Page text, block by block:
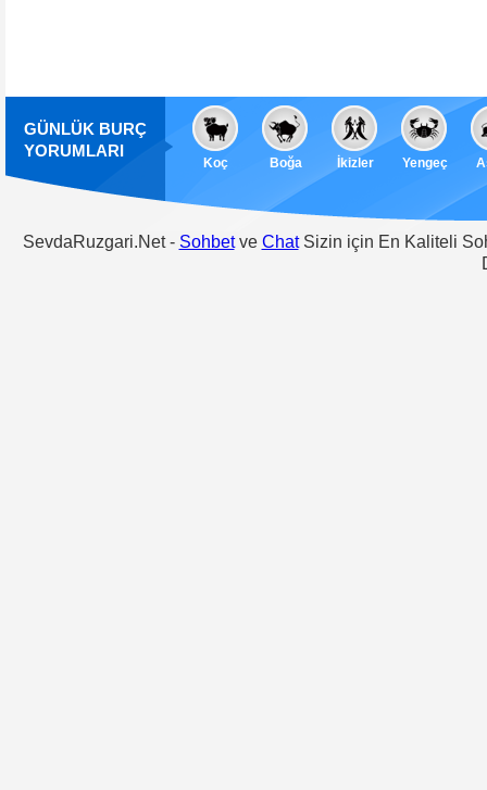
GÜNLÜK BURÇ
YORUMLARI
Koç Boğa İkizler Yengeç
SevdaRuzgari.Net - Sohbetve ChatSizin için En Kaliteli